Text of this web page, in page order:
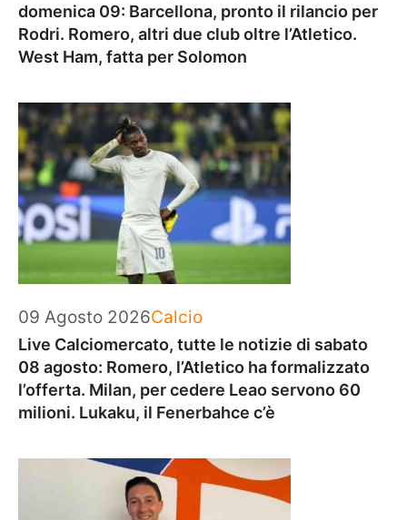
domenica 09: Barcellona, pronto il rilancio per
Rodri. Romero, altri due club oltre l’Atletico.
West Ham, fatta per Solomon
09 Agosto 2026Categorie
Calcio
Live Calciomercato, tutte le notizie di sabato
08 agosto: Romero, l’Atletico ha formalizzato
l’offerta. Milan, per cedere Leao servono 60
milioni. Lukaku, il Fenerbahce c’è